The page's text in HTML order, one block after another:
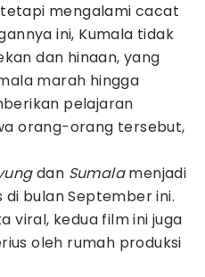
mengalami cacat
ini, Kumala tidak
dan hinaan, yang
marah hingga
pelajaran
orang-orang tersebut,
dan Sumalamenjadi
bulan September ini.
viral, kedua film ini juga
oleh rumah produksi